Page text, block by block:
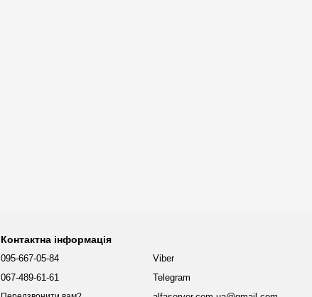
Контактна інформація
095-667-05-84
067-489-61-61
Viber
Telegram